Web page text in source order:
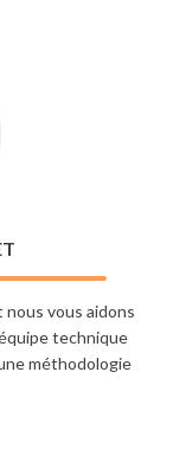
vous aidons
technique
méthodologie